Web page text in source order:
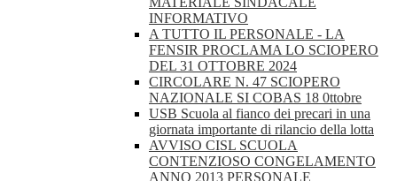
INFORMATIVO
A TUTTO IL PERSONALE - LA
FENSIR PROCLAMA LO SCIOPERO
DEL 31 OTTOBRE 2024
CIRCOLARE N. 47 SCIOPERO
NAZIONALE SI COBAS 18 0ttobre
USB Scuola al fianco dei precari in una
giornata importante di rilancio della lotta
AVVISO CISL SCUOLA
CONTENZIOSO CONGELAMENTO
ANNO 2013 PERSONALE